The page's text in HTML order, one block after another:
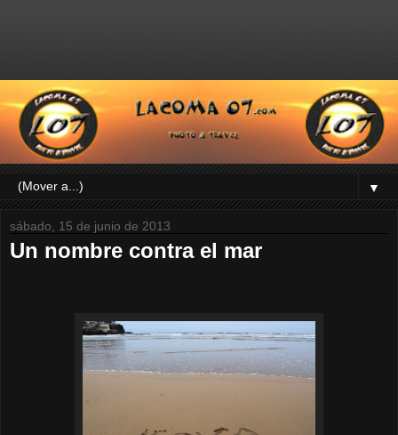
▼
sábado, 15 de junio de 2013
Un nombre contra el mar